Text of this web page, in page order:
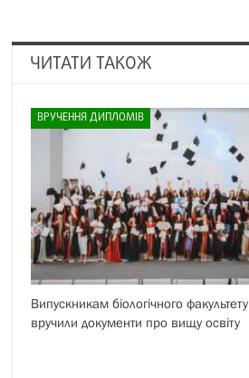
ЧИТАТИ ТАКОЖ
ВРУЧЕННЯ ДИПЛОМІВ
Випускникам біологічного факультету
вручили документи про вищу освіту